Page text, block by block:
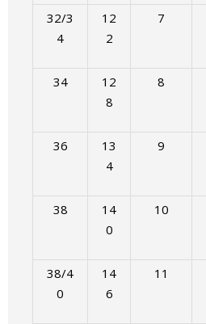
32/3
4
12
2
7
34
12
8
8
36
13
4
9
38
14
0
10
38/4
0
14
6
11